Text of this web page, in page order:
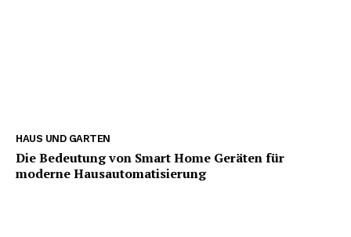
HAUS UND GARTEN
Die Bedeutung von Smart Home Geräten für
moderne Hausautomatisierung